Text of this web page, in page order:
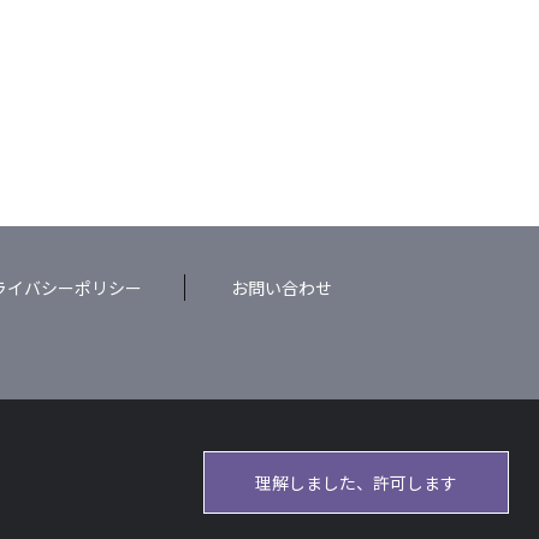
イバシーポリシー お問い合わせ
理解しました、許可します